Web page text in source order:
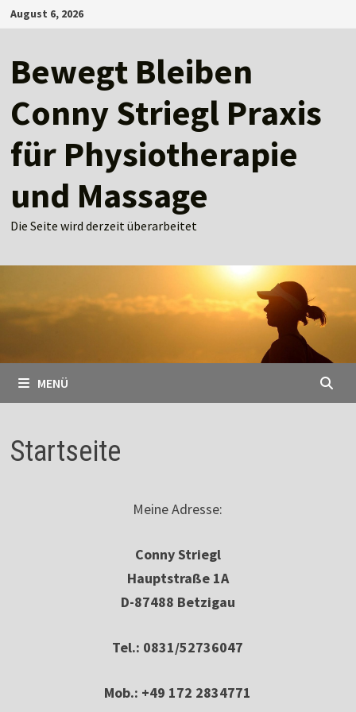
Zum
Inhalt
August 6, 2026
Bewegt Bleiben
Conny Striegl Praxis
für Physiotherapie
und Massage
Die Seite wird derzeit überarbeitet
MENÜ
Startseite
Meine Adresse:
Conny Striegl
Hauptstraße 1A
D-87488 Betzigau
Tel.: 0831/52736047
Mob.: +49 172 2834771